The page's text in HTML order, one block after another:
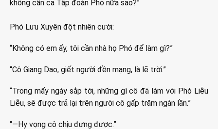
không cần cả Tập đoàn Phó nữa sao?”
Phó Lưu Xuyên đột nhiên cười:
“Không có em ấy, tôi cần nhà họ Phó để làm gì?”
“Cô Giang Dao, giết người đền mạng, là lẽ trời.”
“Trong mấy ngày sắp tới, những gì cô đã làm với Phó Liễu
Liễu, sẽ được trả lại trên người cô gấp trăm ngàn lần.”
“—Hy vọng cô chịu đựng được.”